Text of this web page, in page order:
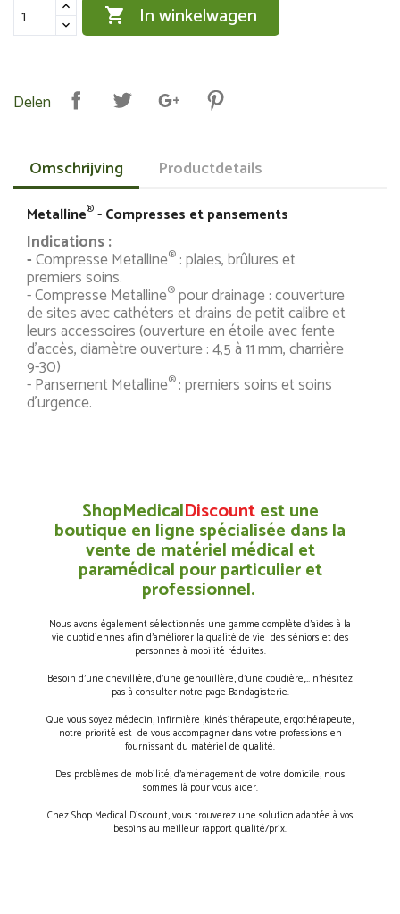
 In winkelwagen
Delen
Omschrijving Productdetails
Metalline® - Compresses et pansements
Indications :
-Compresse Metalline® : plaies, brûlures et
premiers soins.
- Compresse Metalline®pour drainage : couverture
de sites avec cathéters et drains de petit calibre et
leurs accessoires (ouverture en étoile avec fente
d’accès, diamètre ouverture : 4,5 à 11 mm, charrière
9-30)
- Pansement Metalline®: premiers soins et soins
d’urgence.
ShopMedicalDiscountest une
boutique en ligne spécialisée dans la
vente de matériel médical et
paramédical pour particulier et
professionnel.
Nous avons également sélectionnés une gamme complète d’aides à la
vie quotidiennes afin d’améliorer la qualité de vie des séniors et des
personnes à mobilité réduites.
Besoin d’une chevillière, d’une genouillère, d’une coudière,… n’hésitez
pas à consulter notre page Bandagisterie.
Que vous soyez médecin, infirmière ,kinésithérapeute, ergothérapeute,
notre priorité est de vous accompagner dans votre professions en
fournissant du matériel de qualité.
Des problèmes de mobilité, d’aménagement de votre domicile, nous
sommes là pour vous aider.
Chez Shop Medical Discount, vous trouverez une solution adaptée à vos
besoins au meilleur rapport qualité/prix.